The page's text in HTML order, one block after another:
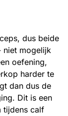
dus beide
niet mogelijk
oefening,
harder te
dan dus de
Dit is een
tijdens calf